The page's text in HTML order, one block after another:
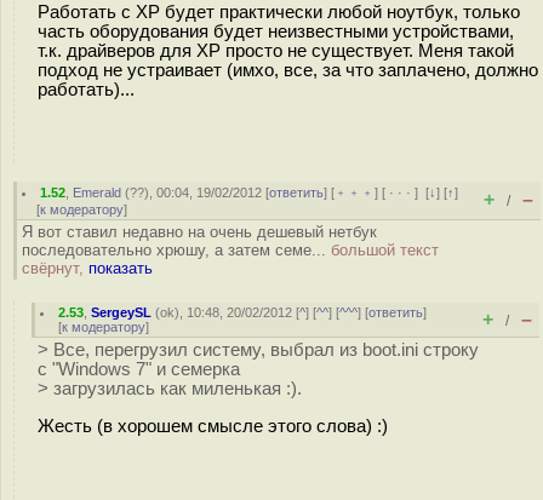
Работать с XP будет практически любой ноутбук, только
часть оборудования будет неизвестными устройствами,
т.к. драйверов для XP просто не существует. Меня такой
подход не устраивает (имхо, все, за что заплачено, должно
работать)...
1.52 Emerald (??), 00:04, 19/02/2012 [ответить] [ ﹢﹢﹢] [ · · ·][↓] [↑]
[к модератору] + / –
Я вот ставил недавно на очень дешевый нетбук
последовательно хрюшу, а затем семе... большой текст
свёрнут, показать
2.53 ,SergeySL (ok), 10:48, 20/02/2012 [^] [^^] [^^^] [ответить]
[к модератору] + / –
> Все, перегрузил систему, выбрал из boot.ini строку
с "Windows 7" и семерка
> загрузилась как миленькая :).
Жесть (в хорошем смысле этого слова) :)